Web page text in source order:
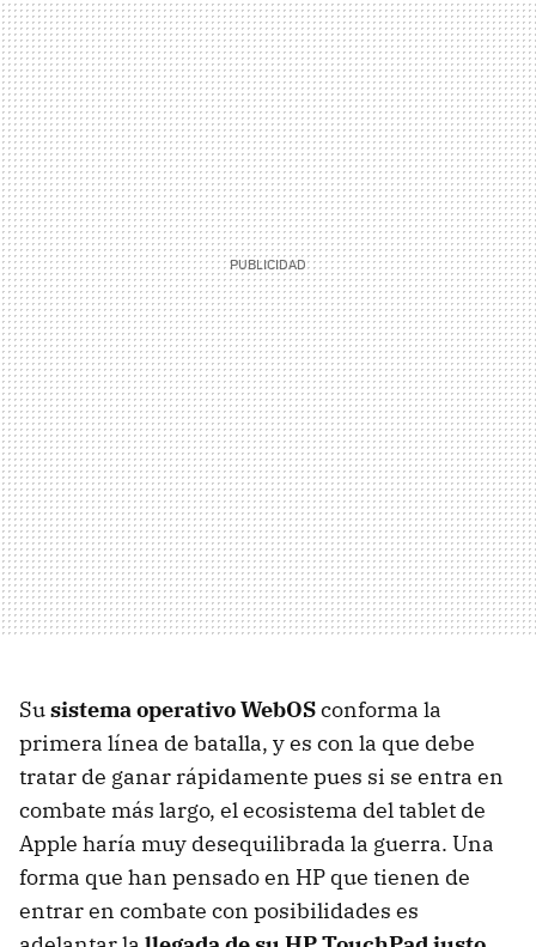
Susistema operativo WebOSconforma la
primera línea de batalla, y es con la que debe
tratar de ganar rápidamente pues si se entra en
combate más largo, el ecosistema del tablet de
Apple haría muy desequilibrada la guerra. Una
forma que han pensado en HP que tienen de
entrar en combate con posibilidades es